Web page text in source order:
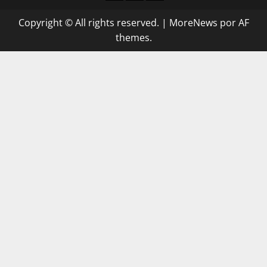
Copyright © All rights reserved. | MoreNews por AF
themes.